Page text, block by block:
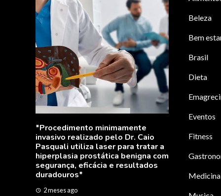
*Procedimento minimamente
invasivo realizado pelo Dr. Caio
Pasquali utiliza laser para tratar a
hiperplasia prostática benigna com
segurança, eficácia e resultados
duradouros*
2 meses ago
Apimentei
presentes
Beleza
Bem
Brasil
Dieta
Eventos
Fitness
Medicina